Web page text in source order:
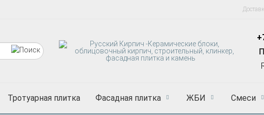
Тротуарная плитка Фасадная плитка ЖБИ Смеси